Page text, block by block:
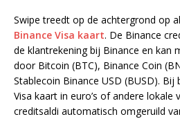
Swipe treedt op de achtergrond op
Binance Visa kaart. De Binance
de klantrekening bij Binance en kan
door Bitcoin (BTC), Binance Coin
Stablecoin Binance USD (BUSD).
Visa kaart in euro’s of andere lokale
creditsaldi automatisch omgeruild